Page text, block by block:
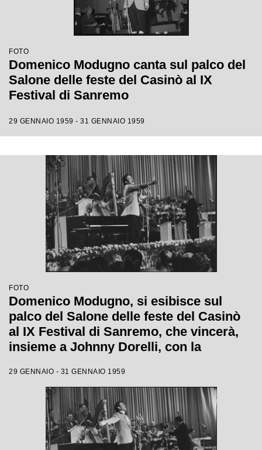
FOTO
Domenico Modugno canta sul palco del
Salone delle feste del Casinò al IX
Festival di Sanremo
29 GENNAIO 1959 - 31 GENNAIO 1959
FOTO
Domenico Modugno, si esibisce sul
palco del Salone delle feste del Casinò
al IX Festival di Sanremo, che vincerà,
insieme a Johnny Dorelli, con la
29 GENNAIO - 31 GENNAIO 1959